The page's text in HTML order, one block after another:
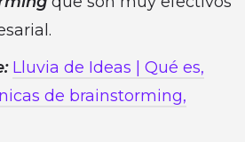
Lluvia de Ideas | Qué es,
de brainstorming,